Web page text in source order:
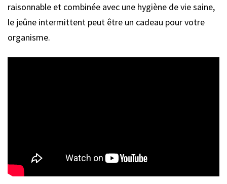
raisonnable et combinée avec une hygiène de vie saine,
le jeûne intermittent peut être un cadeau pour votre
organisme.